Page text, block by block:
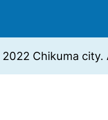
Chikuma city.